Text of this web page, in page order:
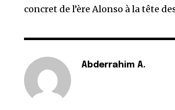
concret de l’ère Alonso à la tête
Abderrahim A.